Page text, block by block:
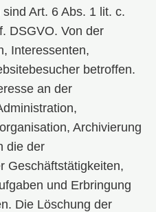
Art. 6 Abs. 1 lit. c.
DSGVO. Von der
Interessenten,
betroffen.
an der
Archivierung
die der
Geschäftstätigkeiten,
und Erbringung
Die Löschung der